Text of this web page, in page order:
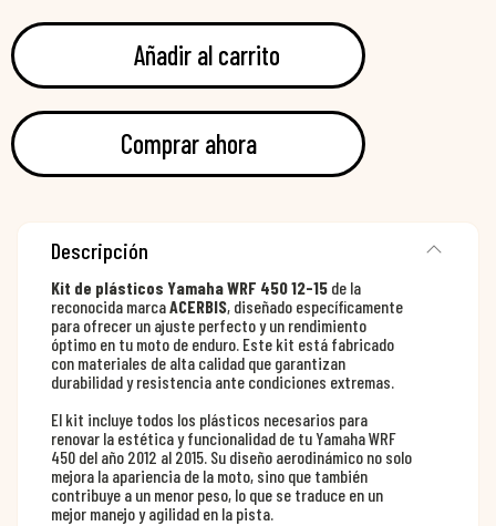
Añadir al carrito
Comprar ahora
Descripción
Kit de plásticos Yamaha WRF 450 12-15 de la
reconocida marcaACERBIS, diseñado específicamente
para ofrecer un ajuste perfecto y un rendimiento
óptimo en tu moto de enduro. Este kit está fabricado
con materiales de alta calidad que garantizan
durabilidad y resistencia ante condiciones extremas.
El kit incluye todos los plásticos necesarios para
renovar la estética y funcionalidad de tu Yamaha WRF
450 del año 2012 al 2015. Su diseño aerodinámico no solo
mejora la apariencia de la moto, sino que también
contribuye a un menor peso, lo que se traduce en un
mejor manejo y agilidad en la pista.